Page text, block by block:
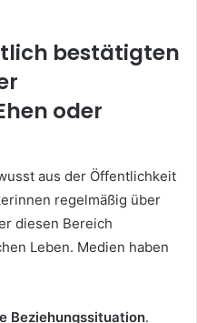
bestätigten
oder
aus der Öffentlichkeit
regelmäßig über
diesen Bereich
Leben. Medien haben
Beziehungssituation.